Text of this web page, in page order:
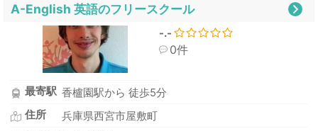
A-English 英語のフリースクール
-.-
0件
最寄駅 香櫨園駅から 徒歩5分
住所
兵庫県西宮市屋敷町